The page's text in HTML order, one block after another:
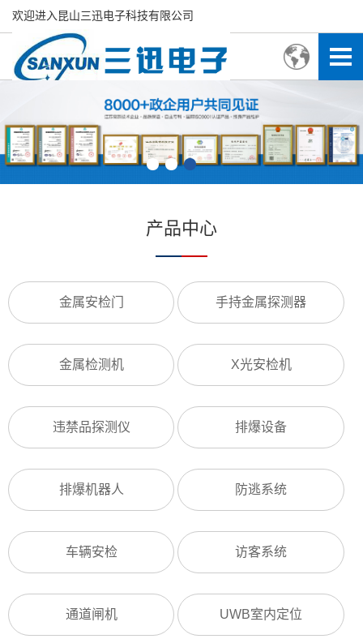
欢迎进入昆山三迅电子科技有限公司
产品中心
金属安检门 手持金属探测器
金属检测机 X光安检机
违禁品探测仪 排爆设备
排爆机器人 防逃系统
车辆安检 访客系统
通道闸机 UWB室内定位